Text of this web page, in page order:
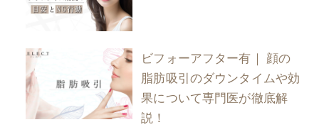
ビフォーアフター有｜ 顔の
脂肪吸引のダウンタイムや効
果について専門医が徹底解
説！